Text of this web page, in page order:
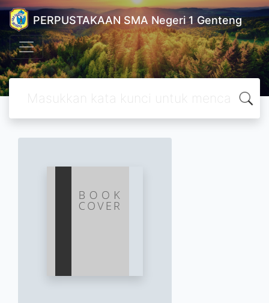
PERPUSTAKAAN SMA Negeri 1 Genteng